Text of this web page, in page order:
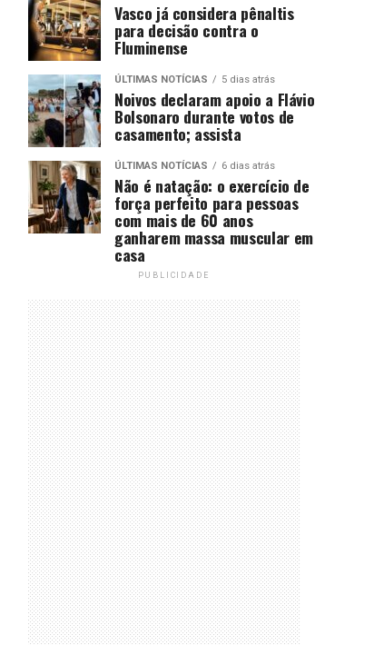
Vasco já considera pênaltis
para decisão contra o
Fluminense
ÚLTIMAS NOTÍCIAS 5 dias atrás
Noivos declaram apoio a Flávio
Bolsonaro durante votos de
casamento; assista
ÚLTIMAS NOTÍCIAS 6 dias atrás
Não é natação: o exercício de
força perfeito para pessoas
com mais de 60 anos
ganharem massa muscular em
casa
PUBLICIDADE